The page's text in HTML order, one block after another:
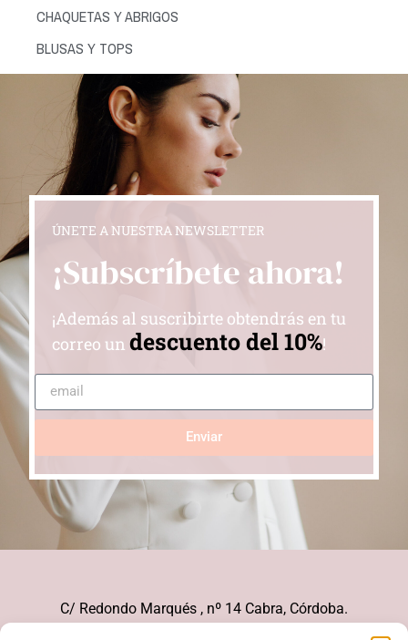
CHAQUETAS Y ABRIGOS
BLUSAS Y TOPS
ÚNETE A NUESTRA NEWSLETTER
¡Subscríbete ahora!
¡Además al suscribirte obtendrás en tu
correo un descuento del 10%!
Enviar
C/ Redondo Marqués , nº 14 Cabra, Córdoba.